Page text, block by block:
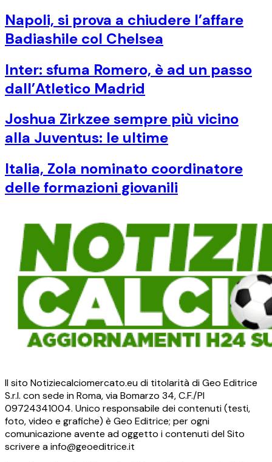
Napoli, si prova a chiudere l’affare
Badiashile col Chelsea
Inter: sfuma Romero, è ad un passo
dall’Atletico Madrid
Joshua Zirkzee sempre più vicino
alla Juventus: le ultime
Italia, Zola nominato coordinatore
delle formazioni giovanili
Il sito Notiziecalciomercato.eu di titolarità di Geo Editrice
S.r.l. con sede in Roma, via Bomarzo 34, C.F./PI
09724341004. Unico responsabile dei contenuti (testi,
foto, video e grafiche) è Geo Editrice; per ogni
comunicazione avente ad oggetto i contenuti del Sito
scrivere a info@geoeditrice.it